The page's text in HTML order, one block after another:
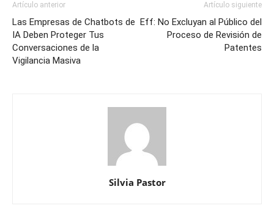
Artículo anterior
Las Empresas de Chatbots de
IA Deben Proteger Tus
Conversaciones de la
Vigilancia Masiva
Artículo siguiente
Eff: No Excluyan al Público del
Proceso de Revisión de
Patentes
Silvia Pastor